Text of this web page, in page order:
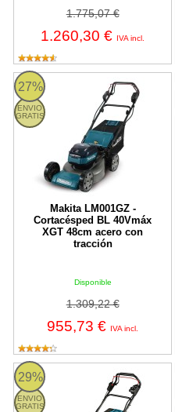
1.775,07 €
1.260,30 € IVA incl.
27%
ENVIO
GRATIS
Makita LM001GZ -
Cortacésped BL 40Vmáx
XGT 48cm acero con
tracción
Disponible
1.309,22 €
955,73 € IVA incl.
LM001GZ Makita
29%
ENVIO
GRATIS
DLM532ZX2 Makita